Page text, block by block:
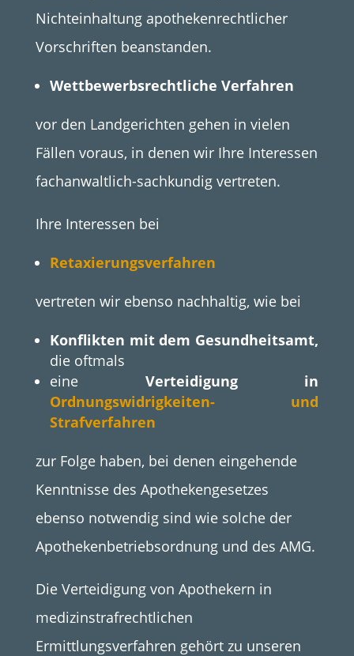
Nichteinhaltung apothekenrechtlicher
Vorschriften beanstanden.
Wettbewerbsrechtliche Verfahren
vor den Landgerichten gehen in vielen
Fällen voraus, in denen wir Ihre Interessen
fachanwaltlich-sachkundig vertreten.
Ihre Interessen bei
Retaxierungsverfahren
vertreten wir ebenso nachhaltig, wie bei
Konflikten mit dem Gesundheitsamt,
die oftmals
eine Verteidigung in
Ordnungswidrigkeiten- und
Strafverfahren
zur Folge haben, bei denen eingehende
Kenntnisse des Apothekengesetzes
ebenso notwendig sind wie solche der
Apothekenbetriebsordnung und des AMG.
Die Verteidigung von Apothekern in
medizinstrafrechtlichen
Ermittlungsverfahren gehört zu unseren